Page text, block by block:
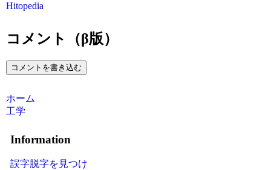
Hitopedia
コメント（β版）
コメントを書き込む
ホーム
工学
Information
誤字脱字を見つけ